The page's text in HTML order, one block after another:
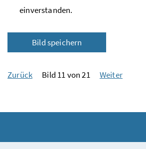
einverstanden.
Bild speichern
Zurück Bild 11 von 21 Weiter